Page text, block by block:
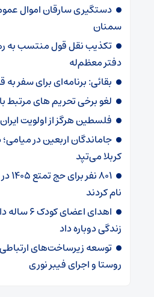
دستگیری سارقان اموال
سمنان
تکذیب نقل قول منتسب به
دفتر معظم‌له
بقائی: برنامه‌ای برای سفر
لغو برخی تحریم های مرتبط
فلسطین هرگز از اولویت
جاماندگان اربعین در
کربلا می‌تپد
۸۰۱
نام کردند
زندگی دوباره داد
روستا و اجرای فیبر نوری